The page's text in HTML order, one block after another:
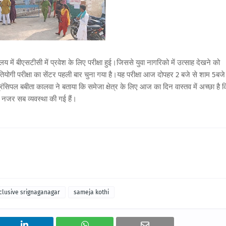
में बीएसटीसी में प्रवेश के लिए परीक्षा हुई।जिससे युवा नागरिको में उत्साह देखने को
परीक्षा का सेंटर पहली बार चुना गया है।यह परीक्षा आज दोपहर 2 बजे से शाम 5बजे
बबीता कालवा ने बताया कि समेजा क्षेत्र के लिए आज का दिन वास्तव में अच्छा है
नजर सब व्यवस्था की गई हैं।
srignaganagar sameja kothi